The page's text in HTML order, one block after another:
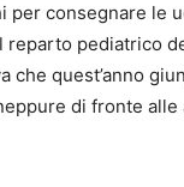
per consegnare le
reparto pediatrico
che quest’anno
di fronte alle